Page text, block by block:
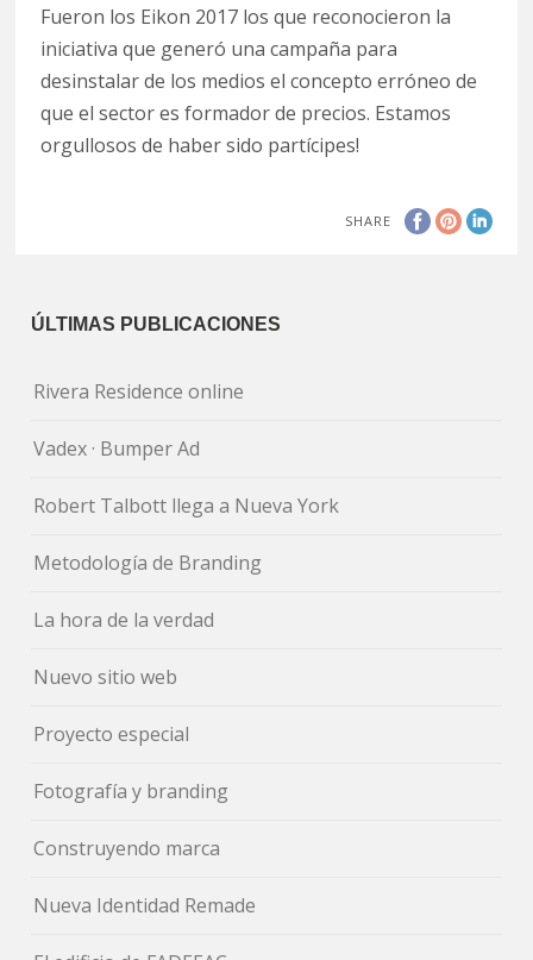
Fueron los Eikon 2017 los que reconocieron la
iniciativa que generó una campaña para
desinstalar de los medios el concepto erróneo de
que el sector es formador de precios. Estamos
orgullosos de haber sido partícipes!
SHARE
ÚLTIMAS PUBLICACIONES
Rivera Residence online
Vadex · Bumper Ad
Robert Talbott llega a Nueva York
Metodología de Branding
La hora de la verdad
Nuevo sitio web
Proyecto especial
Fotografía y branding
Construyendo marca
Nueva Identidad Remade